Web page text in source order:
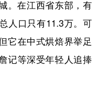
在江西省东部，有
人口只有11.3万。可
它在中式烘焙界举足
记等深受年轻人追捧